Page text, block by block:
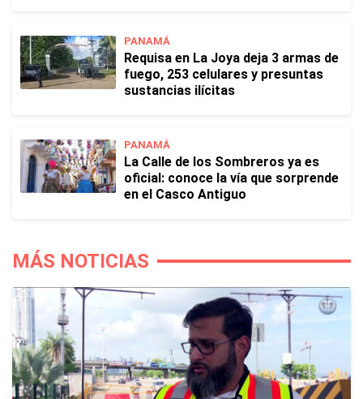
PANAMÁ
Requisa en La Joya deja 3 armas de
fuego, 253 celulares y presuntas
sustancias ilícitas
PANAMÁ
La Calle de los Sombreros ya es
oficial: conoce la vía que sorprende
en el Casco Antiguo
MÁS NOTICIAS